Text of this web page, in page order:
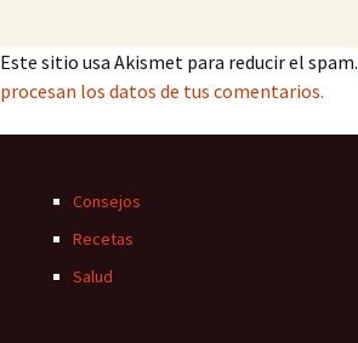
Este sitio usa Akismet para reducir el spam.
procesan los datos de tus comentarios.
Consejos
Recetas
Salud